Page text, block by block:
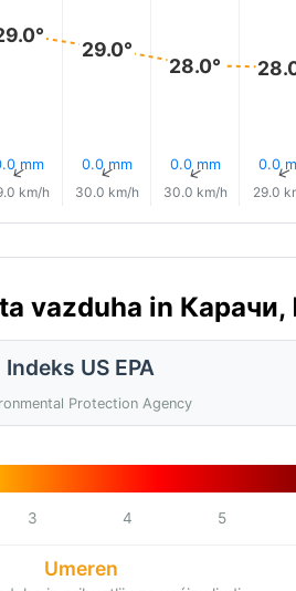
mm
↑
km/h
29.0°
0.0 mm
↑
30.0 km/h
28.0°
0.0 mm
↑
30.0 km/h
0.0↑
29.0
vazduha in
Indeks US EPA
Protection Agency
3 4 5
Umeren